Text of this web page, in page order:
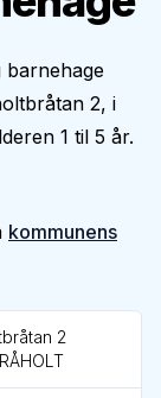
barnehage
2, i
1 til 5 år.
kommunens
2
RÅHOLT